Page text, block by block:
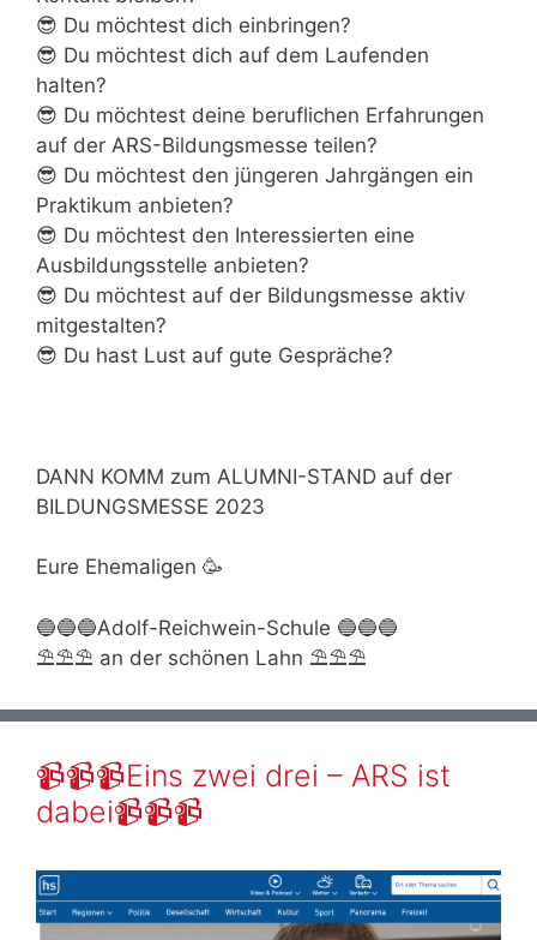
😎 Du möchtest dich einbringen?
😎 Du möchtest dich auf dem Laufenden
halten?
😎 Du möchtest deine beruflichen Erfahrungen
auf der ARS-Bildungsmesse teilen?
😎 Du möchtest den jüngeren Jahrgängen ein
Praktikum anbieten?
😎 Du möchtest den Interessierten eine
Ausbildungsstelle anbieten?
😎 Du möchtest auf der Bildungsmesse aktiv
mitgestalten?
😎 Du hast Lust auf gute Gespräche?
DANN KOMM zum ALUMNI-STAND auf der
BILDUNGSMESSE 2023
Eure Ehemaligen 🥳
🔵🔵🔵Adolf-Reichwein-Schule 🔵🔵🔵
⛱⛱⛱ an der schönen Lahn ⛱⛱⛱
📹📹📹Eins zwei drei – ARS ist
dabei📹📹📹